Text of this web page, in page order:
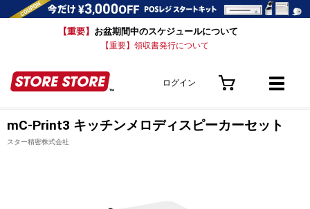
【重要】 お盆期間中のスケジュールについて
【重要】領収書発行について
ログイン
mC-Print3 キッチンメロディスピーカーセット
スター精密株式会社